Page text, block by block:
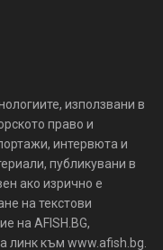
използвани в
право и
интервюта и
публикувани в
ако изрично е
на текстови
на AFISH.BG,
линк към www.afish.bg.